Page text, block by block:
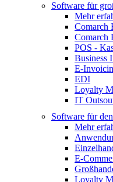
Software für
Mehr
Comarch
Comarch
POS -
Business
E-
EDI
Loyalty
IT
Software für
Mehr
E-
Loyalty